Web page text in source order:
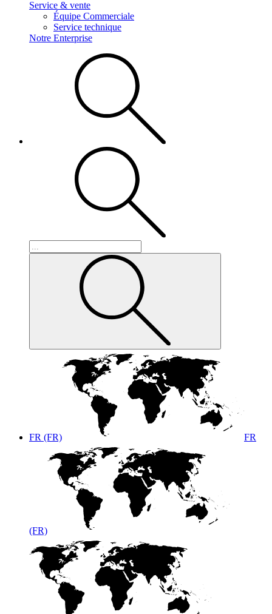
Service & vente
Équipe Commerciale
Service technique
Notre Enterprise
FR (FR) FR
(FR)